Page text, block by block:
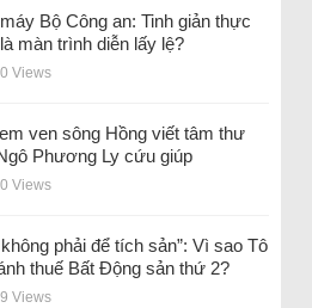
Bộ Công an: Tinh giản thực
màn trình diễn lấy lệ?
Views
ven sông Hồng viết tâm thư
Phương Ly cứu giúp
Views
phải để tích sản”: Vì sao Tô
thuế Bất Động sản thứ 2?
Views